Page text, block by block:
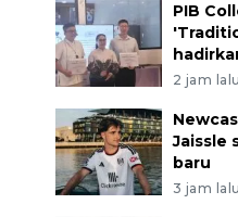
PIB
2 jam lalu
Jaissle
baru
3 jam lalu